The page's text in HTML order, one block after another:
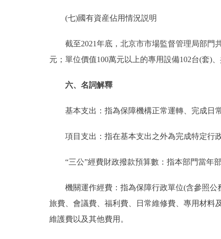
(七)國有資産佔用情況説明
截至2021年底，北京市市場監督管理局部門共
元；單位價值100萬元以上的專用設備102台(套)
六、名詞解釋
基本支出：指為保障機構正常運轉、完成日
項目支出：指在基本支出之外為完成特定行
“三公”經費財政撥款預算數：指本部門當年部
機關運作經費：指為保障行政單位(含參照公
旅費、會議費、福利費、日常維修費、專用材料
維護費以及其他費用。